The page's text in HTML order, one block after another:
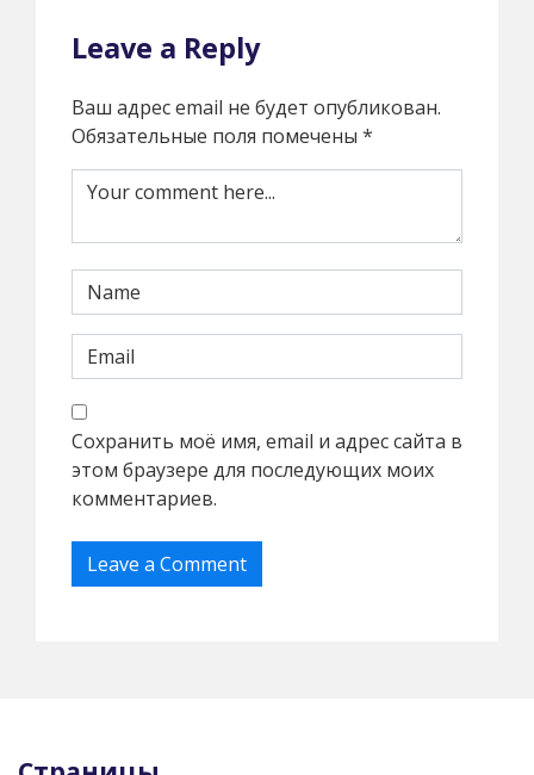
Leave a Reply
Ваш адрес email не будет опубликован.
Обязательные поля помечены *
Сохранить моё имя, email и адрес сайта в
этом браузере для последующих моих
комментариев.